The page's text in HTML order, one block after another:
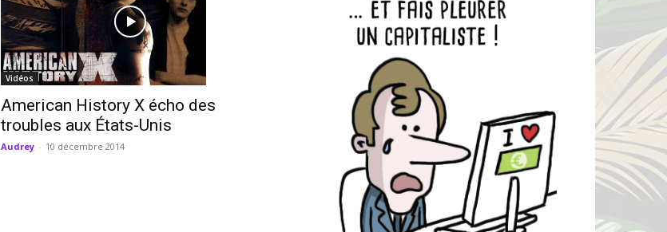
Vidéos
American History X écho des
troubles aux États-Unis
Audrey - 10 décembre 2014